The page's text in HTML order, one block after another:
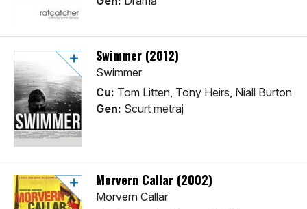
Swimmer (2012)
Swimmer
Cu: Tom Litten, Tony Heirs, Niall Burton
Gen: Scurt metraj
Morvern Callar (2002)
Morvern Callar